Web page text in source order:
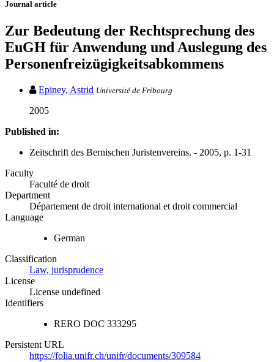
Journal article
Zur Bedeutung der Rechtsprechung des
EuGH für Anwendung und Auslegung des
Personenfreizügigkeitsabkommens
Epiney, Astrid Université de Fribourg
2005
Published in:
Zeitschrift des Bernischen Juristenvereins. - 2005, p. 1-31
Faculty
Faculté de droit
Department
Département de droit international et droit commercial
Language
German
Classification
Law, jurisprudence
License
License undefined
Identifiers
RERO DOC 333295
Persistent URL
https://folia.unifr.ch/unifr/documents/309584